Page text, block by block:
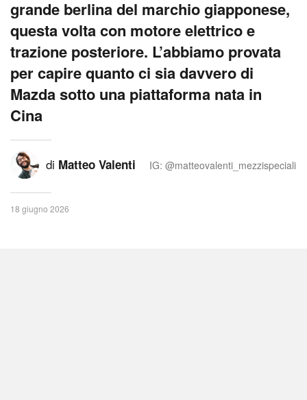
grande berlina del marchio giapponese,
questa volta con motore elettrico e
trazione posteriore. L’abbiamo provata
per capire quanto ci sia davvero di
Mazda sotto una piattaforma nata in
Cina
di Matteo Valenti IG: @matteovalenti_mezzispeciali
18 giugno 2026